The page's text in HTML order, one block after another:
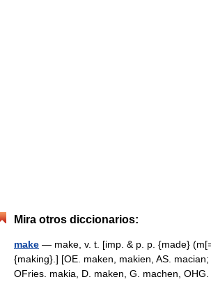
Mira otros diccionarios:
make — make, v. t. [imp. & p. p. {made}
{making}.] [OE. maken, makien, AS. macian;
OFries. makia, D. maken, G. machen, OHG.